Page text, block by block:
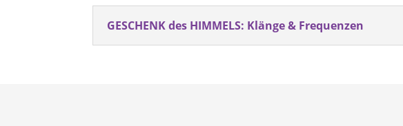
GESCHENK des HIMMELS: Klänge & Frequenzen